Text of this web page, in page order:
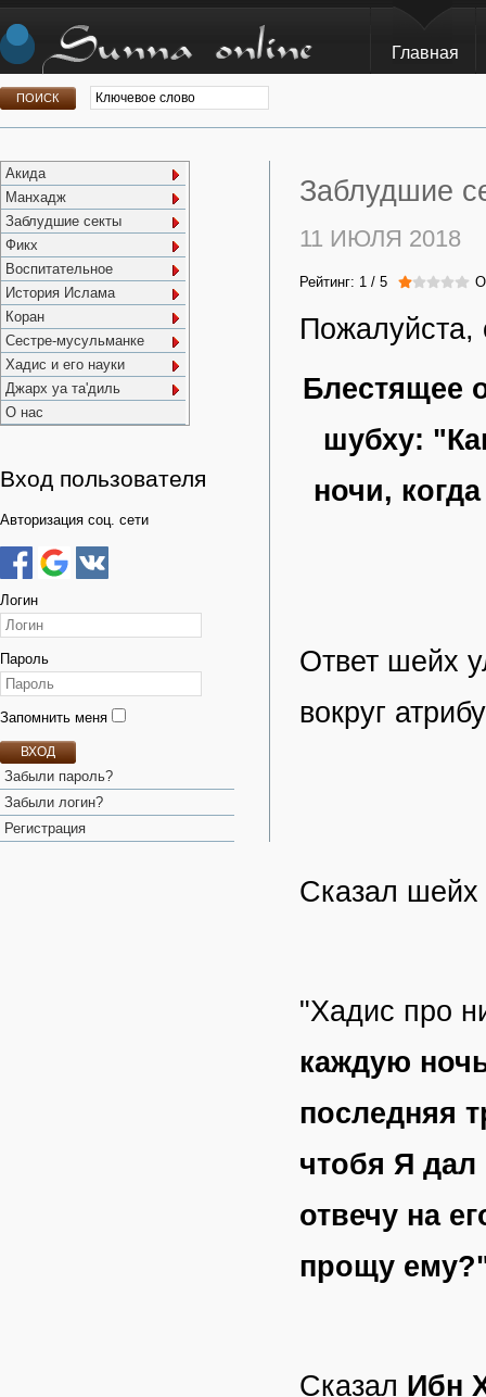
Главная
Акида
Манхадж
Заблудшие секты
Фикх
Воспитательное
История Ислама
Коран
Сестре-мусульманке
Хадис и его науки
Джарх уа та'диль
О нас
Вход пользователя
Авторизация соц. сети
Логин
Пароль
Запомнить меня
ВХОД
Забыли пароль?
Забыли логин?
Регистрация
Заблудшие
11 ИЮЛЯ 2018
Рейтинг: 1 / 5
Пожалуйста,
Блестящее
шубху:
ночи,
Ответ шейх
вокруг
Сказал
"Хадис про
каждую
последняя
чтобя Я дал
отвечу на
прощу
Сказал Ибн